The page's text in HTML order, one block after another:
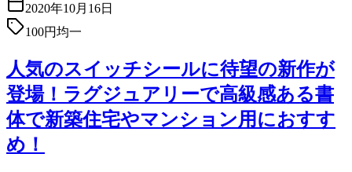
2020年10月16日
100円均一
人気のスイッチシールに待望の新作が
登場！ラグジュアリーで高級感ある書
体で新築住宅やマンション用におすす
め！